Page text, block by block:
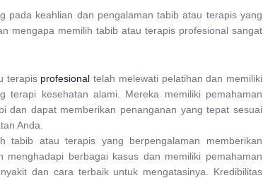
pada keahlian dan pengalaman tabib atau terapis yang
mengapa memilih tabib atau terapis profesional sangat
terapis profesional telah melewati pelatihan dan memiliki
terapi kesehatan alami. Mereka memiliki pemahaman
dan dapat memberikan penanganan yang tepat sesuai
Anda.
tabib atau terapis yang berpengalaman memberikan
menghadapi berbagai kasus dan memiliki pemahaman
dan cara terbaik untuk mengatasinya. Kredibilitas